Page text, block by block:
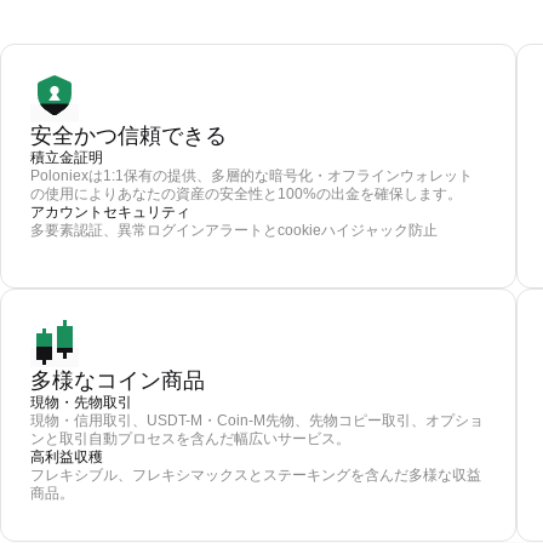
安全かつ信頼できる
積立金証明
Poloniexは1:1保有の提供、多層的な暗号化・オフラインウォレット
の使用によりあなたの資産の安全性と100%の出金を確保します。
アカウントセキュリティ
多要素認証、異常ログインアラートとcookieハイジャック防止
多様なコイン商品
現物・先物取引
現物・信用取引、USDT-M・Coin-M先物、先物コピー取引、オプショ
ンと取引自動プロセスを含んだ幅広いサービス。
高利益収穫
フレキシブル、フレキシマックスとステーキングを含んだ多様な収益
商品。